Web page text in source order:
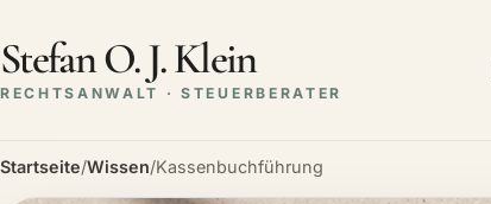
Stefan O. J. Klein
RECHTSANWALT · STEUERBERATER
Startseite/Wissen/Kassenbuchführung